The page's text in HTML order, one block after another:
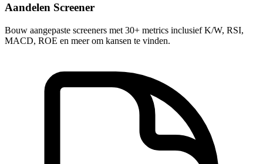
Aandelen Screener
Bouw aangepaste screeners met 30+ metrics inclusief K/W, RSI,
MACD, ROE en meer om kansen te vinden.